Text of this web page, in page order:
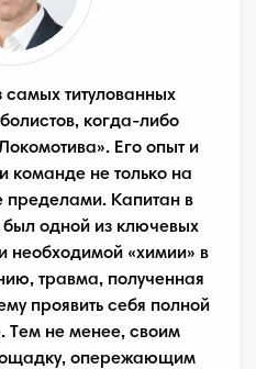
титулованных
когда-либо
Его опыт и
команде не только на
пределами. Капитан в
был одной из ключевых
необходимой «химии» в
травма, полученная
проявить себя полной
Тем не менее, своим
опережающим